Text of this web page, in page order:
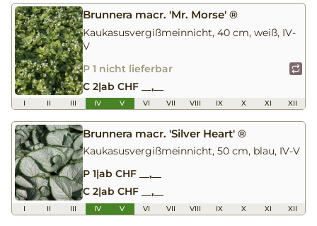
Brunnera macr. 'Mr. Morse' ®
Kaukasusvergißmeinnicht, 40 cm, weiß, IV-
V
P 1 nicht lieferbar
C 2|ab CHF __,__
I II III IV V VI VII VIII IX X XI XII
Brunnera macr. 'Silver Heart' ®
Kaukasusvergißmeinnicht, 50 cm, blau, IV-V
P 1|ab CHF __,__
C 2|ab CHF __,__
I II III IV V VI VII VIII IX X XI XII